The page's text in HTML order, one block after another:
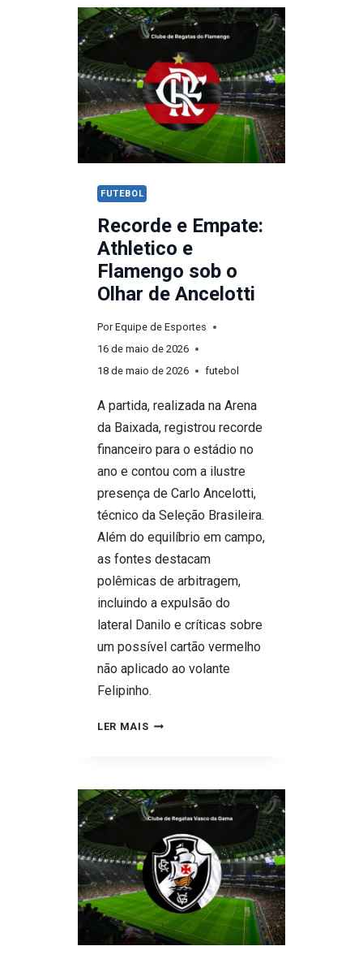
VENCEU
O
PAULO
E
DISPARA
NO
BRASILEIRÃO.
GOLS!
FUTEBOL
Recorde e Empate:
Athletico e
Flamengo sob o
Olhar de Ancelotti
Por Equipe de Esportes
16 de maio de 2026
18 de maio de 2026
futebol
A partida, realizada na Arena
da Baixada, registrou recorde
financeiro para o estádio no
ano e contou com a ilustre
presença de Carlo Ancelotti,
técnico da Seleção Brasileira.
Além do equilíbrio em campo,
as fontes destacam
polêmicas de arbitragem,
incluindo a expulsão do
lateral Danilo e críticas sobre
um possível cartão vermelho
não aplicado ao volante
Felipinho.
LER MAISRECORDE
ATHLETICO
E
FLAMENGO
SOB
O
OLHAR
DE
ANCELOTTI